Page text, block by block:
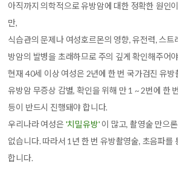
아직까지 의학적으로 유방암에 대한 정확한 원인
만,
식습관의 문제나 여성호르몬의 영향, 유전력, 스트
방암의 발병을 초래하므로 주의 깊게 확인해주어
현재 40세 이상 여성은 2년에 한 번 국가검진 유
유방암 무증상 감별, 확인을 위해 만 1 ~ 2번에 한
등이 반드시 진행돼야 합니다.
우리나라 여성은 '치밀유방' 이 많고, 촬영술 만으
없습니다. 따라서 1년 한 번 유방촬영술, 초음파를
합니다.